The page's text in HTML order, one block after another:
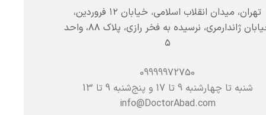
تهران، میدان انقلاب اسلامی، خیابان ۱۲ فروردین،
خیابان ژاندارمری، نرسیده به فخر رازی، پلاک ۸۸، واحد
۵
09999972750
شنبه تا چهارشنبه 9 تا 17 و پنج‌شنبه‌ 9 تا 13
info@DoctorAbad.com